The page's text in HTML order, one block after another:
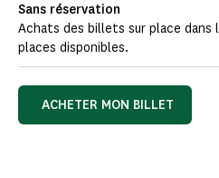
Sans réservation
Achats des billets sur place dans
places disponibles.
ACHETER MON BILLET